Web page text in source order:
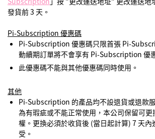
發貨前 3 天。
Pi-Subscription 優惠碼
Pi-Subscription 優惠碼只限首張 Pi-
動續期訂單將不會享有 Pi-Subscription 優
此優惠碼不能與其他優惠碼同時使用。
其他
Pi-Subscription 的產品均不設退貨或退款
為有瑕疵或不能正常使用，本公司保留可
權。更換必須於收貨後 (當日起計算) 7 天
受。